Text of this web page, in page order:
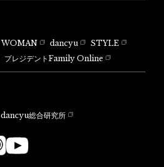
WOMAN dancyu
STYLE
プレジデントFamily Online
dancyu総合研究所